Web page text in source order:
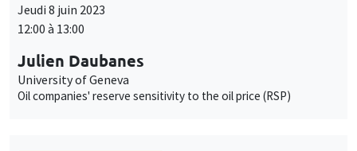
Jeudi 8 juin 2023
12:00 à 13:00
Julien Daubanes
University of Geneva
Oil companies' reserve sensitivity to the oil price (RSP)